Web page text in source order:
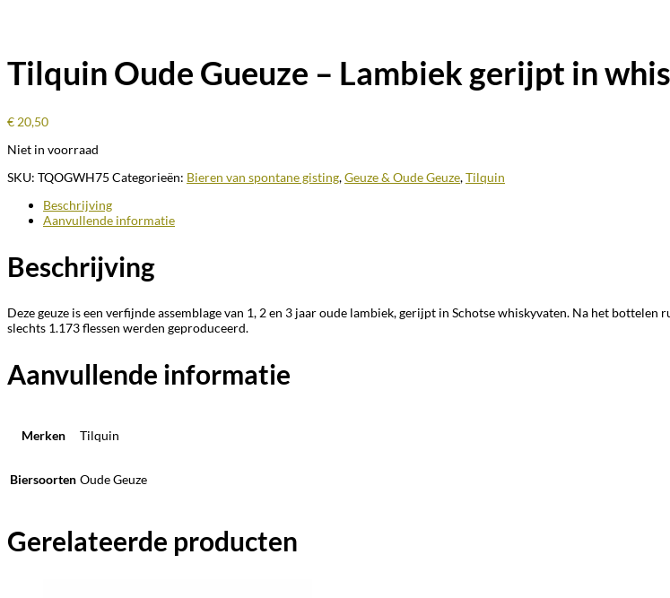
Tilquin Oude Gueuze – Lambiek gerijpt in
€ 20,50
Niet in voorraad
SKU: TQOGWH75 Categorieën: Bieren van spontane gisting,Geuze & Oude Geuze,Tilquin
Beschrijving
Aanvullende informatie
Beschrijving
Deze geuze is een verfijnde assemblage van 1, 2 en 3 jaar oude lambiek, gerijpt in Schotse whiskyvaten. Na het
slechts 1.173 flessen werden geproduceerd.
Aanvullende informatie
Merken Tilquin
Biersoorten Oude Geuze
Gerelateerde producten